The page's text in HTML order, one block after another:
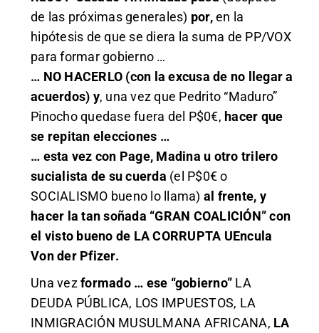
de las próximas generales) por,en la
hipótesis de que se diera la suma de PP/VOX
para formar gobierno …
… NO HACERLO (con la excusa de no llegar a
acuerdos) y, una vez que Pedrito “Maduro”
Pinocho quedase fuera del P$0€, hacer que
se repitan elecciones …
… esta vez con Page, Madina u otro trilero
sucialista de su cuerda (el P$0€ o
SOCIALISMO bueno lo llama) al frente, y
hacer la tan soñada “GRAN COALICIÓN” con
el visto bueno de LA CORRUPTA UEncula
Von der Pfizer.
Una vezformado … ese “gobierno” LA
DEUDA PÚBLICA, LOS IMPUESTOS, LA
INMIGRACIÓN MUSULMANA AFRICANA, LA